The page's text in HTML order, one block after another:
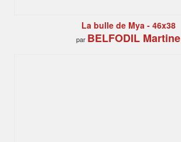
La bulle de Mya - 46x38
par BELFODIL Martine